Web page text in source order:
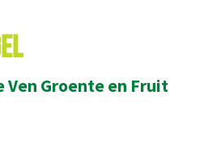
Ven Groente en Fruit